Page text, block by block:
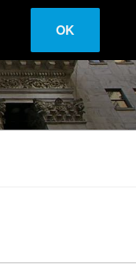
OK